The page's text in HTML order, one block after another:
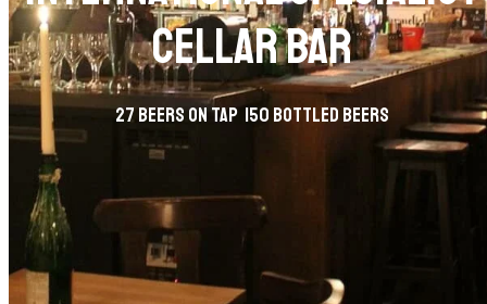
cellar bar
27 beers on tap 150 bottled beers